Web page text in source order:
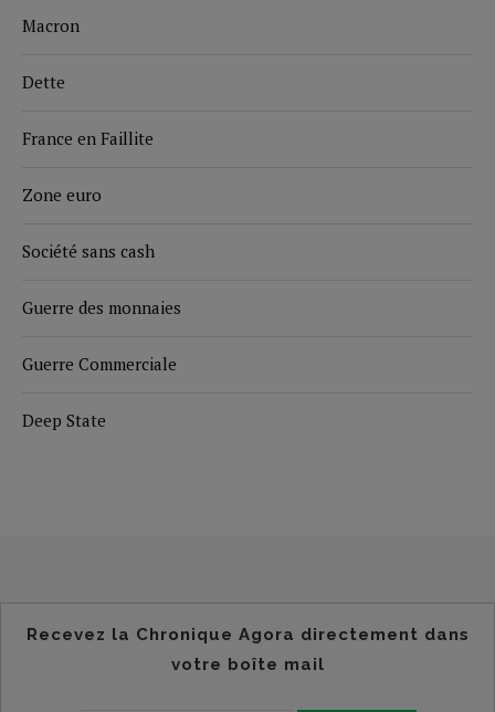
Macron
Dette
France en Faillite
Zone euro
Société sans cash
Guerre des monnaies
Guerre Commerciale
Deep State
Recevez la Chronique Agora directement dans
votre boîte mail